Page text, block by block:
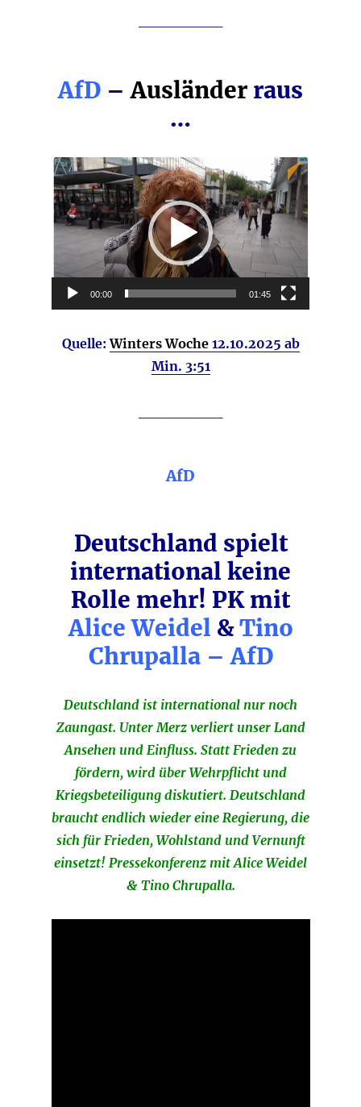
AfD –Ausländer raus
…
Video-
Player
00:00 01:45
Quelle:Winters Woche12.10.2025 ab
Min. 3:51
AfD
Deutschland spielt
international keine
Rolle mehr! PK mit
Alice Weidel &Tino
Chrupalla – AfD
Deutschland ist international nur noch
Zaungast. Unter Merz verliert unser Land
Ansehen und Einfluss. Statt Frieden zu
fördern, wird über Wehrpflicht und
Kriegsbeteiligung diskutiert. Deutschland
braucht endlich wieder eine Regierung, die
sich für Frieden, Wohlstand und Vernunft
einsetzt! Pressekonferenz mit Alice Weidel
& Tino Chrupalla.